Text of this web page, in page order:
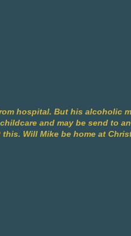
hospital. But his alcoholic
and may be send to
Will Mike be home at